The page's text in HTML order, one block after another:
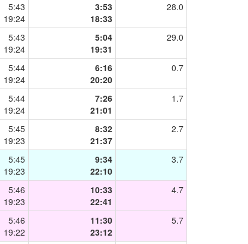
5:43
19:24
3:53
18:33
28.0
5:43
19:24
5:04
19:31
29.0
5:44
19:24
6:16
20:20
0.7
5:44
19:24
7:26
21:01
1.7
5:45
19:23
8:32
21:37
2.7
5:45
19:23
9:34
22:10
3.7
5:46
19:23
10:33
22:41
4.7
5:46
19:22
11:30
23:12
5.7